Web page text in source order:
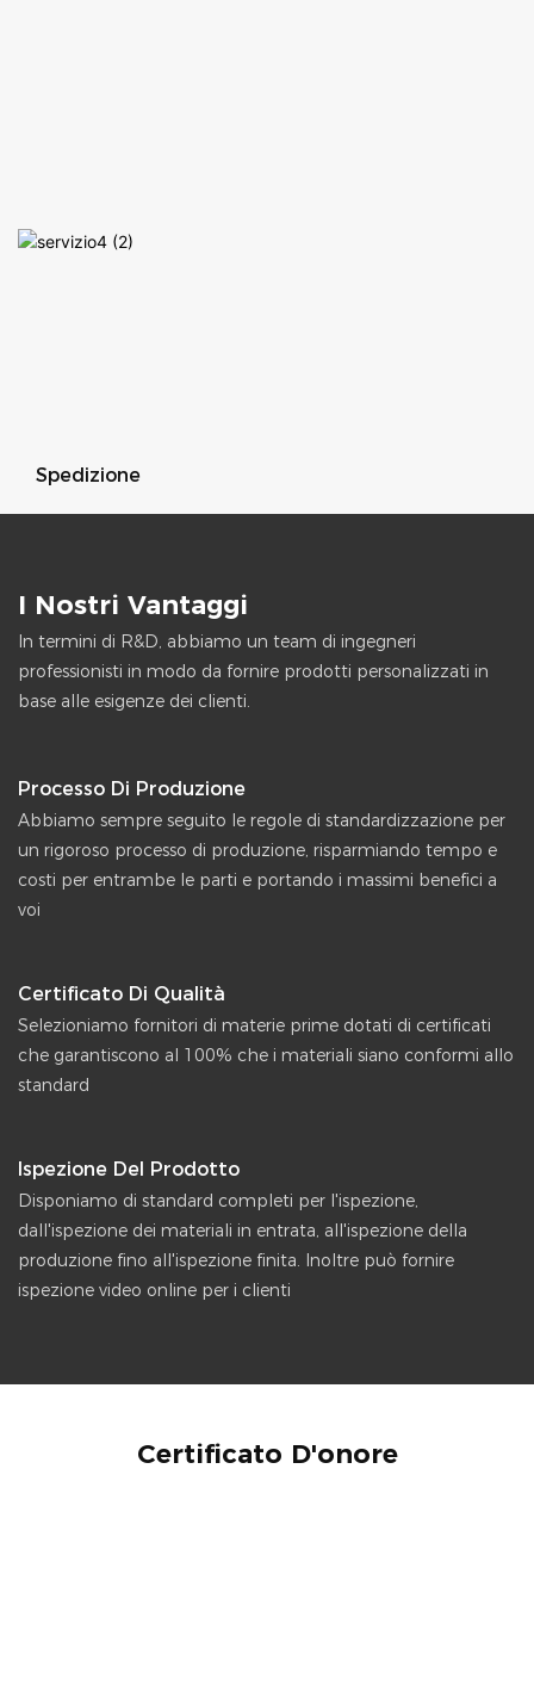
Spedizione
I Nostri Vantaggi
In termini di R&D, abbiamo un team di ingegneri
professionisti in modo da fornire prodotti personalizzati in
base alle esigenze dei clienti.
Processo Di Produzione
Abbiamo sempre seguito le regole di standardizzazione per
un rigoroso processo di produzione, risparmiando tempo e
costi per entrambe le parti e portando i massimi benefici a
voi
Certificato Di Qualità
Selezioniamo fornitori di materie prime dotati di certificati
che garantiscono al 100% che i materiali siano conformi allo
standard
Ispezione Del Prodotto
Disponiamo di standard completi per l'ispezione,
dall'ispezione dei materiali in entrata, all'ispezione della
produzione fino all'ispezione finita. Inoltre può fornire
ispezione video online per i clienti
Certificato D'onore